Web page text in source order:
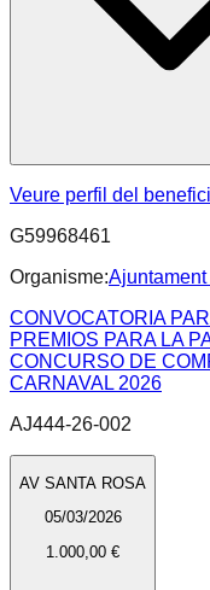
Veure perfil del
G59968461
Organisme:
CONVOCATORIA
PREMIOS PARA LA
CONCURSO DE
CARNAVAL 2026
AJ444-26-002
AV SANTA ROSA
05/03/2026
1.000,00 €